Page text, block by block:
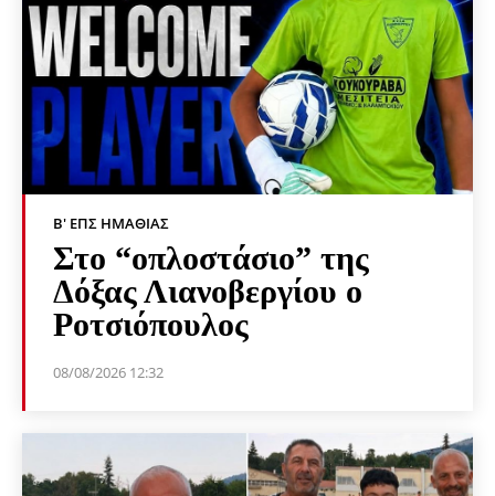
Β' ΕΠΣ ΗΜΑΘΊΑΣ
Στο “οπλοστάσιο” της
Δόξας Λιανοβεργίου ο
Ροτσιόπουλος
08/08/2026 12:32